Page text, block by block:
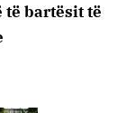
të bartësit të